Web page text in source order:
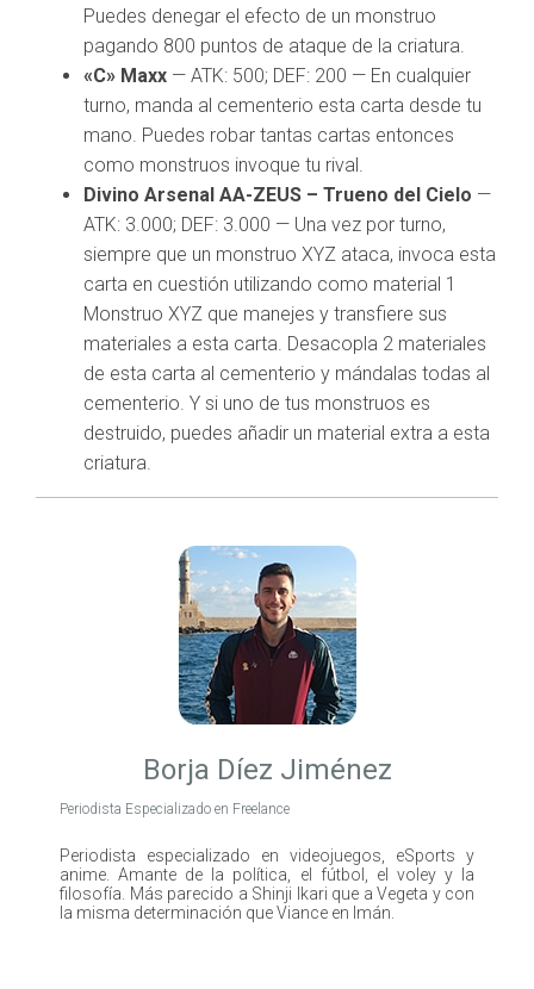
Puedes denegar el efecto de un monstruo
pagando 800 puntos de ataque de la criatura.
«C» Maxx — ATK: 500; DEF: 200 — En cualquier
turno, manda al cementerio esta carta desde tu
mano. Puedes robar tantas cartas entonces
como monstruos invoque tu rival.
Divino Arsenal AA-ZEUS – Trueno del Cielo —
ATK: 3.000; DEF: 3.000 — Una vez por turno,
siempre que un monstruo XYZ ataca, invoca esta
carta en cuestión utilizando como material 1
Monstruo XYZ que manejes y transfiere sus
materiales a esta carta. Desacopla 2 materiales
de esta carta al cementerio y mándalas todas al
cementerio. Y si uno de tus monstruos es
destruido, puedes añadir un material extra a esta
criatura.
Borja Díez Jiménez
Periodista Especializado en Freelance
Periodista especializado en videojuegos, eSports y
anime. Amante de la política, el fútbol, el voley y la
filosofía. Más parecido a Shinji Ikari que a Vegeta y con
la misma determinación que Viance en Imán.